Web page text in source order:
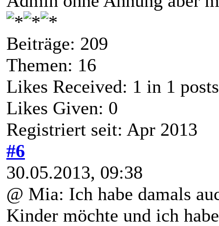
Beiträge: 209
Themen: 16
Likes Received: 1 in 1 posts
Likes Given: 0
Registriert seit: Apr 2013
#6
30.05.2013, 09:38
@ Mia: Ich habe damals
Kinder möchte und ich